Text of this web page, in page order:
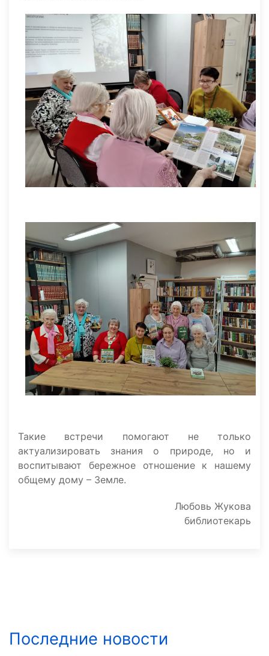
Такие встречи помогают не только
актуализировать знания о природе, но и
воспитывают бережное отношение к нашему
общему дому – Земле.
Любовь Жукова
библиотекарь
Последние новости